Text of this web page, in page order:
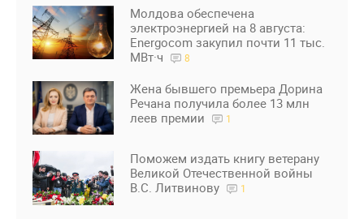
Молдова обеспечена
электроэнергией на 8 августа:
Energocom закупил почти 11 тыс.
МВт·ч
8
Жена бывшего премьера Дорина
Речана получила более 13 млн
леев премии
1
Поможем издать книгу ветерану
Великой Отечественной войны
В.С. Литвинову
1